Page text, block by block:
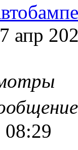
апр
08:29